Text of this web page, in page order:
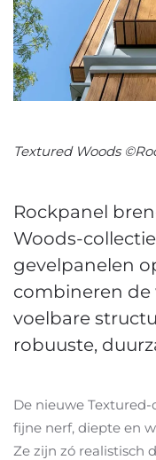
Textured Woods
Rockpanel
Woods-
gevelpanelen
combineren
voelbare
robuuste,
De nieuwe
fijne nerf, diepte en
Ze zijn zó realistisch